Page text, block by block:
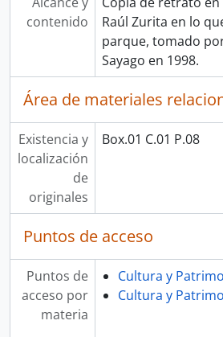
contenido
Raúl Zurita en lo
parque, tomado
Sayago en 1998.
Área de materiales
Existencia y
localización
de
originales
Box.01 C.01 P.08
Puntos de acceso
Puntos de
acceso por
materia
Cultura y
Cultura y